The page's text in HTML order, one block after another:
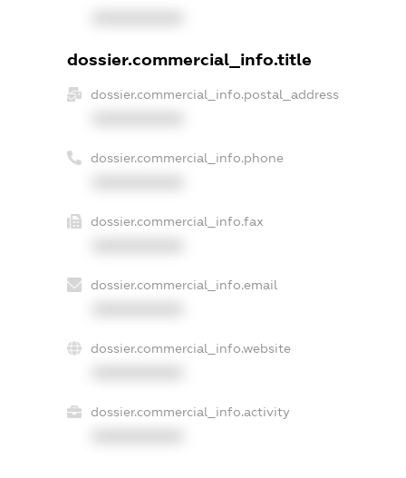
dossier.commercial_info.title
dossier.commercial_info.postal_address
dossier.commercial_info.phone
dossier.commercial_info.fax
dossier.commercial_info.email
dossier.commercial_info.website
dossier.commercial_info.activity